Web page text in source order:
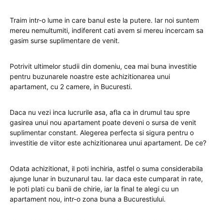
Traim intr-o lume in care banul este la putere. Iar noi suntem
mereu nemultumiti, indiferent cati avem si mereu incercam sa
gasim surse suplimentare de venit.
Potrivit ultimelor studii din domeniu, cea mai buna investitie
pentru buzunarele noastre este achizitionarea unui
apartament, cu 2 camere, in Bucuresti.
Daca nu vezi inca lucrurile asa, afla ca in drumul tau spre
gasirea unui nou apartament poate deveni o sursa de venit
suplimentar constant. Alegerea perfecta si sigura pentru o
investitie de viitor este achizitionarea unui apartament. De ce?
Odata achizitionat, il poti inchiria, astfel o suma considerabila
ajunge lunar in buzunarul tau. Iar daca este cumparat in rate,
le poti plati cu banii de chirie, iar la final te alegi cu un
apartament nou, intr-o zona buna a Bucurestiului.